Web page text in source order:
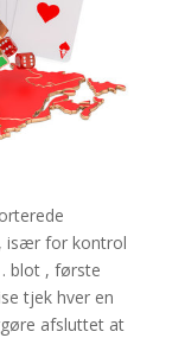
især for kontrol
blot , første
​​tjek hver en
afsluttet at